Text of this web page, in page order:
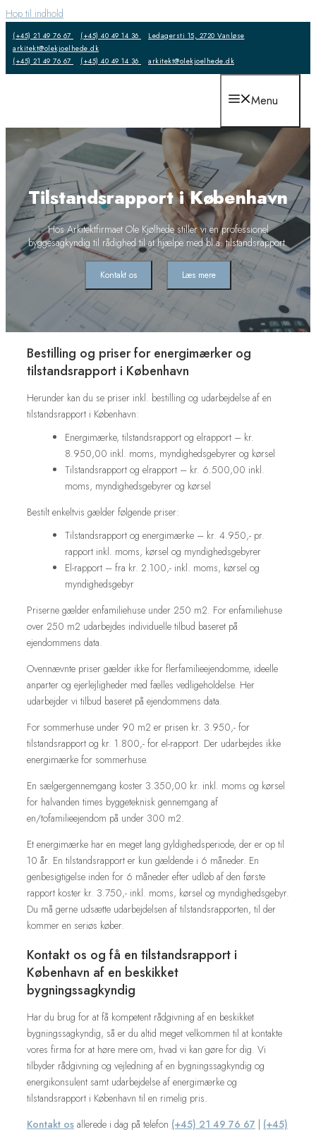
Hop til indhold
(+45) 21 49 76 67 (+45) 40 49 14 36
Ledagersti 15, 2720 Vanløse
arkitekt@olekjoelhede.dk
(+45) 21 49 76 67
(+45) 40 49 14 36 arkitekt@olekjoelhede.dk
Menu
Tilstandsrapport i København
​Hos Arkitektfirmaet Ole Kjølhede stiller vi en professionel
byggesagkyndig til rådighed til at hjælpe med bl.a. tilstandsrapport.
Kontakt os Læs mere
Bestilling og priser for energimærker og
tilstandsrapport i København
Herunder kan du se priser inkl. bestilling og udarbejdelse af en
tilstandsrapport i København:
Energimærke, tilstandsrapport og elrapport – kr.
8.950,00 inkl. moms, myndighedsgebyrer og kørsel
Tilstandsrapport og elrapport – kr. 6.500,00 inkl.
moms, myndighedsgebyrer og kørsel
​Bestilt enkeltvis gælder følgende priser:
​Tilstandsrapport og energimærke – kr. 4.950,- pr.
rapport inkl. moms, kørsel og myndighedsgebyrer
El-rapport – fra kr. 2.100,- inkl. moms, kørsel og
myndighedsgebyr
Priserne gælder enfamiliehuse under 250 m2. For enfamiliehuse
over 250 m2 udarbejdes individuelle tilbud baseret på
ejendommens data.
Ovennævnte priser gælder ikke for flerfamilieejendomme, ideelle
anparter og ejerlejligheder med fælles vedligeholdelse. Her
udarbejder vi tilbud baseret på ejendommens data.
For sommerhuse under 90 m2 er prisen kr. 3.950,- for
tilstandsrapport og kr. 1.800,- for el-rapport. Der udarbejdes ikke
energimærke for sommerhuse.​
En sælgergennemgang koster 3.350,00 kr. inkl. moms og kørsel
for halvanden times byggeteknisk gennemgang af
en/tofamilieejendom på under 300 m2.
Et energimærke har en meget lang gyldighedsperiode, der er op til
10 år. En tilstandsrapport er kun gældende i 6 måneder. En
genbesigtigelse inden for 6 måneder efter udløb af den første
rapport koster kr. 3.750,- inkl. moms, kørsel og myndighedsgebyr.
Du må gerne udsætte udarbejdelsen af tilstandsrapporten, til der
kommer en seriøs køber.​
Kontakt os og få en tilstandsrapport i
København af en beskikket
bygningssagkyndig
Har du brug for at få kompetent rådgivning af en beskikket
bygningssagkyndig, så er du altid meget velkommen til at kontakte
vores firma for at høre mere om, hvad vi kan gøre for dig. Vi
tilbyder rådgivning og vejledning af en bygningssagkyndig og
energikonsulent samt udarbejdelse af energimærke og
tilstandsrapport i København til en rimelig pris.
Kontakt os allerede i dag på telefon (+45) 21 49 76 67 | (+45)